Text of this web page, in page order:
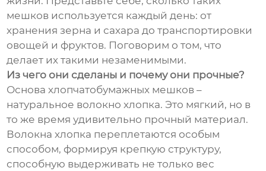
мешков используется каждый день: от
хранения зерна и сахара до транспортировки
овощей и фруктов. Поговорим о том, что
делает их такими незаменимыми.
Из чего они сделаны и почему они прочные?
Основа хлопчатобумажных мешков –
натуральное волокно хлопка. Это мягкий, но в
то же время удивительно прочный материал.
Волокна хлопка переплетаются особым
способом, формируя крепкую структуру,
способную выдерживать не только вес